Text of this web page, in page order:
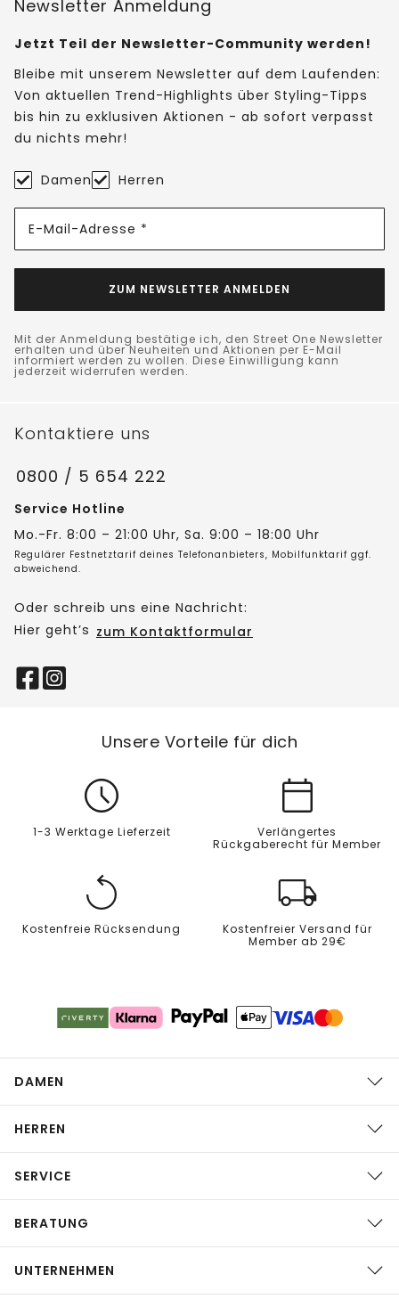
Newsletter Anmeldung
Jetzt Teil der Newsletter-Community werden!
Bleibe mit unserem Newsletter auf dem Laufenden:
Von aktuellen Trend-Highlights über Styling-Tipps
bis hin zu exklusiven Aktionen - ab sofort verpasst
du nichts mehr!
Damen Herren
E-Mail-Adresse *
ZUM NEWSLETTER ANMELDEN
Mit der Anmeldung bestätige ich, den Street One Newsletter
erhalten und über Neuheiten und Aktionen per E-Mail
informiert werden zu wollen. Diese Einwilligung kann
jederzeit widerrufen werden.
Kontaktiere uns
0800 / 5 654 222
Service Hotline
Mo.-Fr. 8:00 – 21:00 Uhr, Sa. 9:00 – 18:00 Uhr
Regulärer Festnetztarif deines Telefonanbieters, Mobilfunktarif ggf.
abweichend.
Oder schreib uns eine Nachricht:
Hier geht’s zum Kontaktformular
Unsere Vorteile für dich
1-3 Werktage Lieferzeit
Verlängertes
Rückgaberecht für Member
Kostenfreie Rücksendung
Kostenfreier Versand für
Member ab 29€
DAMEN
HERREN
SERVICE
BERATUNG
UNTERNEHMEN